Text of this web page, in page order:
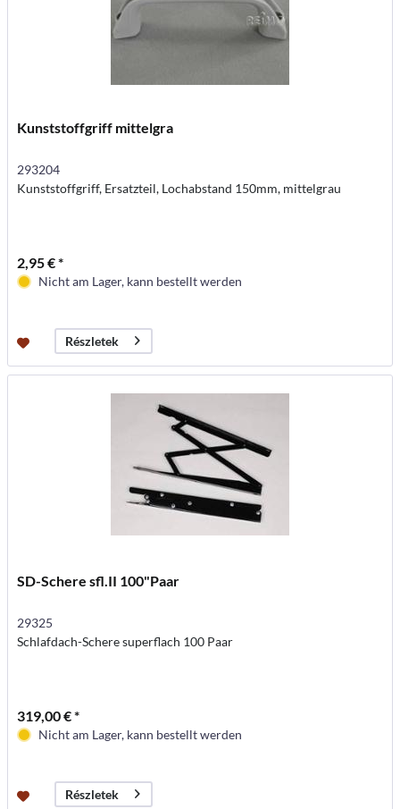
Kunststoffgriff mittelgra
293204
Kunststoffgriff, Ersatzteil, Lochabstand 150mm, mittelgrau
2,95 € *
Nicht am Lager, kann bestellt werden
Részletek
SD-Schere sfl.II 100"Paar
29325
Schlafdach-Schere superflach 100 Paar
319,00 € *
Nicht am Lager, kann bestellt werden
Részletek